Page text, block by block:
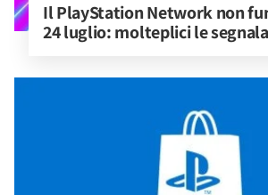
Il PlayStation Network non
24 luglio: molteplici le